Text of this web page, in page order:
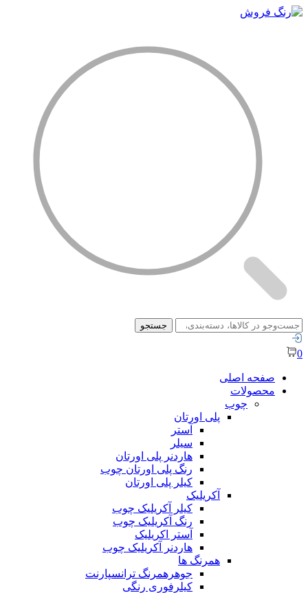
جستجو
برای:
جستجو
0
صفحه اصلی
محصولات
چوب
پلی اورتان
آستر
سیلر
هاردنر پلی اورتان
رنگ پلی اورتان چوب
کیلر پلی اورتان
آکریلیک
کیلر آکریلیک چوب
رنگ آکریلیک چوب
آستر اکریلیک
هاردنر آکریلیک چوب
همرنگ ها
جوهرهمرنگ ترانسپارنت
کیلرفوری رنگی